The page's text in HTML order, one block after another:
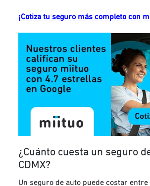
¡Cotiza tu seguro más completo con
¿Cuánto cuesta un seguro
CDMX?
Un seguro de auto puede costar entre